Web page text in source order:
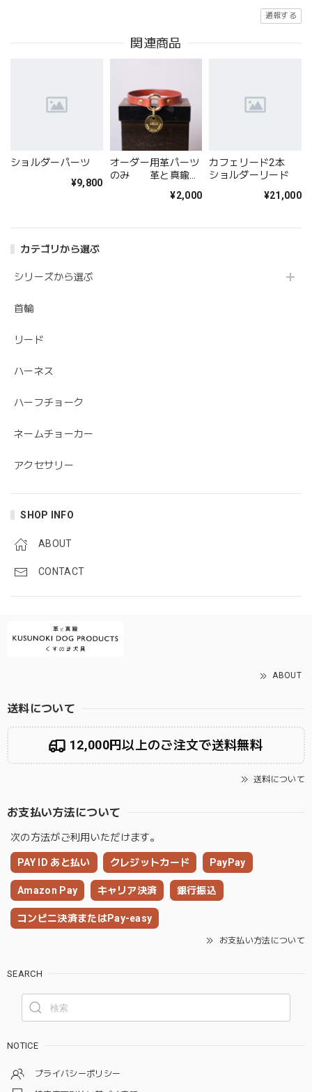
カテゴリから選ぶ
シリーズから選ぶ
首輪
リード
ハーネス
ハーフチョーク
ネームチョーカー
アクセサリー
SHOP INFO
ABOUT
CONTACT
通報する
関連商品
ショルダーパーツ
¥9,800
オーダー用革パーツ
のみ 革と真鍮の
¥2,000
カフェリード2本
ショルダーリード
¥21,000
ABOUT
送料について
12,000円以上のご注文で送料無料
送料について
お支払い方法について
次の方法がご利用いただけます。
PAY ID あと払い クレジットカード PayPay
Amazon Pay キャリア決済 銀行振込
コンビニ決済またはPay-easy
お支払い方法について
SEARCH
NOTICE
プライバシーポリシー